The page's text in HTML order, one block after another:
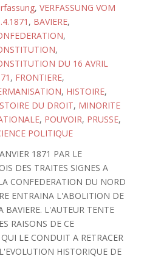
, VERFASSUNG VOM
, BAVIERE,
,
,
DU 16 AVRIL
, FRONTIERE,
, HISTOIRE,
DU DROIT, MINORITE
, POUVOIR, PRUSSE,
POLITIQUE
1871 PAR LE
DES TRAITES SIGNES A
CONFEDERATION DU NORD
ENTRAINA L'ABOLITION DE
L'AUTEUR TENTE
RAISONS DE CE
LE CONDUIT A RETRACER
HISTORIQUE DE